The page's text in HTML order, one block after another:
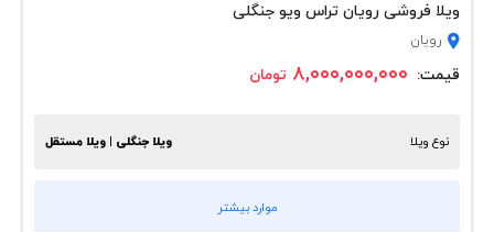
ویلا فروشی رویان تراس ویو جنگلی
رویان
قیمت: ۸,۰۰۰,۰۰۰,۰۰۰ تومان
ویلا جنگلی | ویلا مستقل نوع ویلا
موارد بیشتر